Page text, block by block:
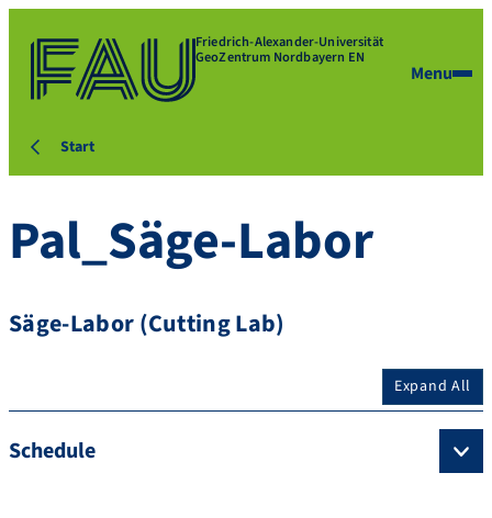
Friedrich-Alexander-Universität
GeoZentrum Nordbayern EN
Menu
Start
Pal_Säge-Labor
Säge-Labor (Cutting Lab)
Expand All
Schedule